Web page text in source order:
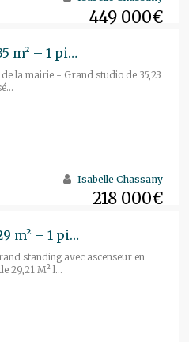
449 000€
Appartement Rueil-Malmaison – 35 m² – 1 pièces
la mairie - Grand studio de 35,23
218 000€
Isabelle Chassany
Appartement Rueil-Malmaison – 29 m² – 1 pièce
standing avec ascenseur en
29,21 M² l...